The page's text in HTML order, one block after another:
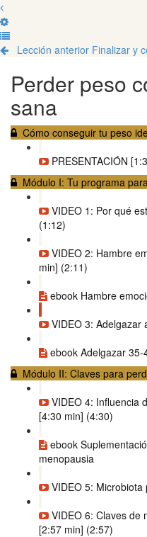
Lección anterior Finalizar y
Perder peso
sana
Cómo conseguir tu peso
PRESENTACIÓN
Módulo I: Tu programa
VIDEO 1: Por qué
(1:12)
VIDEO 2: Hambre
min] (2:11)
ebook Hambre
VIDEO 3: Adelgazar
ebook Adelgazar 35-
Módulo II: Claves para
VIDEO 4: Influencia
[4:30 min] (4:30)
ebook
menopausia
VIDEO 5:
VIDEO 6: Claves de
[2:57 min] (2:57)